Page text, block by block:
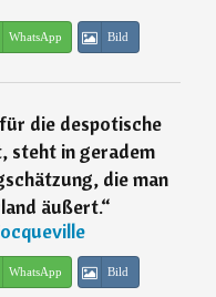
WhatsApp Bild
die despotische
steht in geradem
die man
äußert.“
WhatsApp Bild